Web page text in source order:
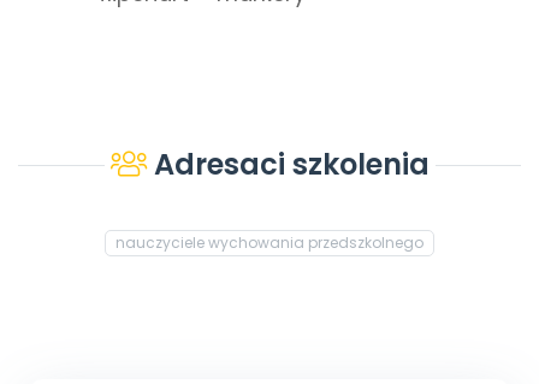
Adresaci szkolenia
nauczyciele wychowania przedszkolnego